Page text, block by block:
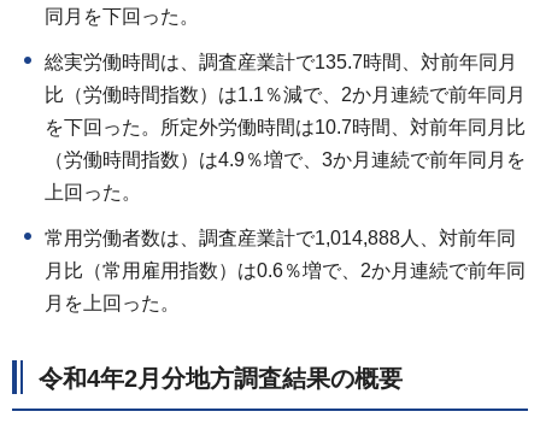
同月を下回った。
総実労働時間は、調査産業計で135.7時間、対前年同月
比（労働時間指数）は1.1％減で、2か月連続で前年同月
を下回った。所定外労働時間は10.7時間、対前年同月比
（労働時間指数）は4.9％増で、3か月連続で前年同月を
上回った。
常用労働者数は、調査産業計で1,014,888人、対前年同
月比（常用雇用指数）は0.6％増で、2か月連続で前年同
月を上回った。
令和4年2月分地方調査結果の概要